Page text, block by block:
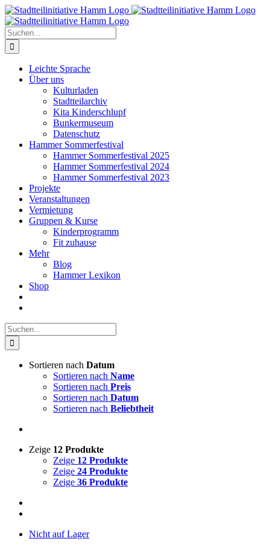
Zum
Inhalt
springen
Suche
nach:
Leichte Sprache
Über uns
Kulturladen
Stadtteilarchiv
Kita Kinderschlupf
Bunkermuseum
Datenschutz
Hammer Sommerfestival
Hammer Sommerfestival 2025
Hammer Sommerfestival 2024
Hammer Sommerfestival 2023
Projekte
Veranstaltungen
Vermietung
Gruppen & Kurse
Kinderprogramm
Fit zuhause
Mehr
Blog
Hammer Lexikon
Shop
Suche
nach:
Sortieren nach Datum
Sortieren nach Name
Sortieren nach Preis
Sortieren nach Datum
Sortieren nach Beliebtheit
Zeige 12 Produkte
Zeige 12 Produkte
Zeige 24 Produkte
Zeige 36 Produkte
Nicht auf Lager